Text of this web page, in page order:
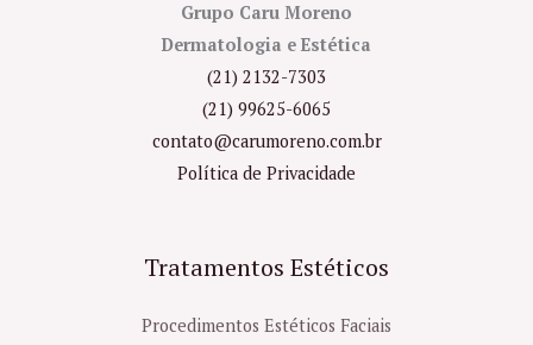
Grupo Caru Moreno
Dermatologia e Estética
(21) 2132-7303
(21) 99625-6065
contato@carumoreno.com.br
Política de Privacidade
Tratamentos Estéticos
Procedimentos Estéticos Faciais